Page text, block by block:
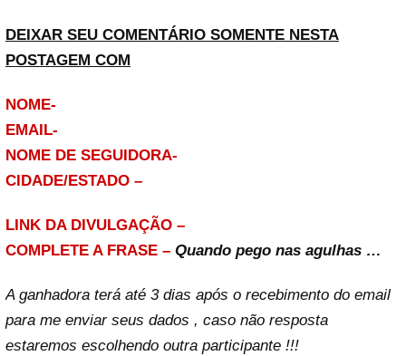
DEIXAR SEU COMENTÁRIO SOMENTE NESTA
POSTAGEM COM
NOME-
EMAIL-
NOME DE SEGUIDORA-
CIDADE/ESTADO –
LINK DA DIVULGAÇÃO –
COMPLETE A FRASE – Quando pego nas agulhas …
A ganhadora terá até 3 dias após o recebimento do email
para me enviar seus dados , caso não resposta
estaremos escolhendo outra participante !!!